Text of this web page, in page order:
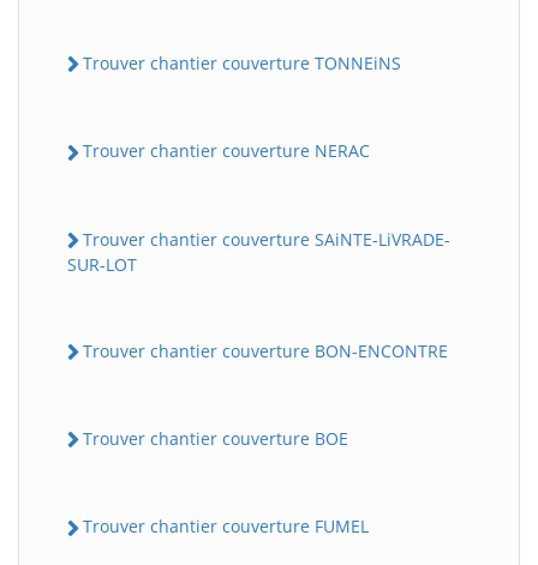
Trouver chantier couverture TONNEiNS
Trouver chantier couverture NERAC
Trouver chantier couverture SAiNTE-LiVRADE-
SUR-LOT
Trouver chantier couverture BON-ENCONTRE
Trouver chantier couverture BOE
Trouver chantier couverture FUMEL